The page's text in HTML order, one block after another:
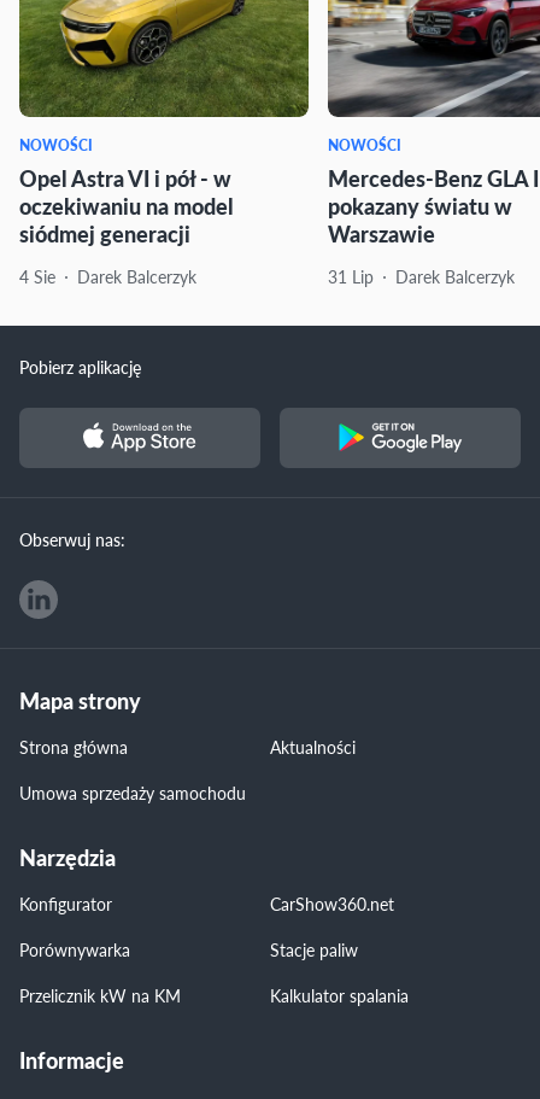
NOWOŚCI
Opel Astra VI i pół - w
oczekiwaniu na model
siódmej generacji
4 Sie Darek Balcerzyk
NOWOŚCI
Mercedes-Benz GLA
pokazany światu w
Warszawie
31 Lip Darek Balcerzyk
Pobierz aplikację
Obserwuj nas:
Mapa strony
Strona główna
Aktualności
Umowa sprzedaży samochodu
Narzędzia
Konfigurator
CarShow360.net
Porównywarka
Stacje paliw
Przelicznik kW na KM
Kalkulator spalania
Informacje